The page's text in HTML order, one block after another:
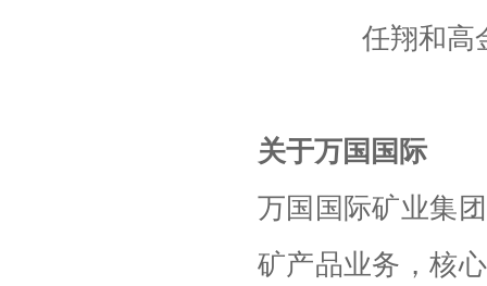
任翔和高
关于万国国际
万国国际矿业集
矿产品业务，核